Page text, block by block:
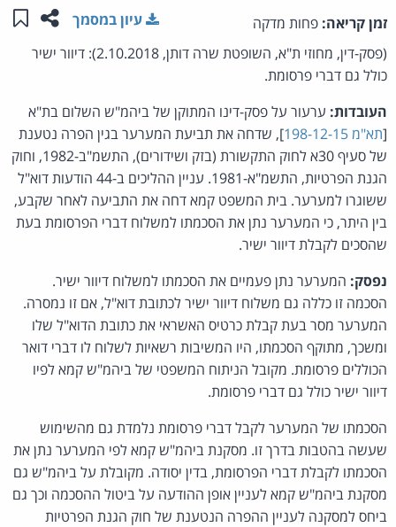
זמן קריאה: פחות מדקה שתפו
עיון במסמך
(פסק-דין, מחוזי ת"א, השופטת שרה דותן, 2.10.2018): דיוור ישיר
כולל גם דברי פרסומת.
העובדות: ערעור על פסק-דינו המתוקן של ביהמ"ש השלום בת"א
[תא"מ 198-12-15
], שדחה את תביעת המערער בגין הפרה נטענת
של סעיף 30א לחוק התקשורת (בזק ושידורים), התשמ"ב-1982, וחוק
הגנת הפרטיות, התשמ"א-1981. עניין ההליכים ב-44 הודעות דוא"ל
ששוגרו למערער. בית המשפט קמא דחה את התביעה לאחר שקבע,
בין היתר, כי המערער נתן את הסכמתו למשלוח דברי הפרסומת בעת
שהסכים לקבלת דיוור ישיר.
נפסק: המערער נתן פעמיים את הסכמתו למשלוח דיוור ישיר.
הסכמה זו כללה גם משלוח דיוור ישיר לכתובת דוא"ל, אם זו נמסרה.
המערער מסר בעת קבלת כרטיס האשראי את כתובת הדוא"ל שלו
ומשכך, מתוקף הסכמתו, היו המשיבות רשאיות לשלוח לו דברי דואר
הכוללים פרסומת. מקובל הניתוח המשפטי של ביהמ"ש קמא לפיו
דיוור ישיר כולל גם דברי פרסומת.
הסכמתו של המערער לקבל דברי פרסומת נלמדת גם מהשימוש
שעשה בהטבות בדרך זו. מסקנת ביהמ"ש קמא לפי המערער נתן את
הסכמתו לקבלת דברי הפרסומת, בדין יסודה. מקובלת על ביהמ"ש גם
מסקנת ביהמ"ש קמא לעניין אופן ההודעה על ביטול ההסכמה וכך גם
ביחס למסקנה לעניין ההפרה הנטענת של חוק הגנת הפרטיות